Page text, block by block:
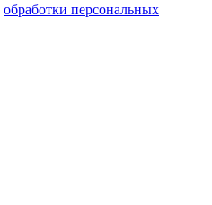
обработки персональных